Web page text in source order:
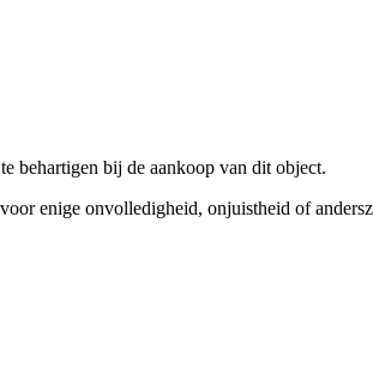
behartigen bij de aankoop van dit object.
enige onvolledigheid, onjuistheid of